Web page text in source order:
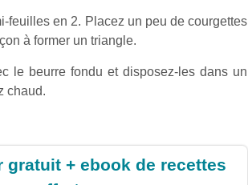
feuilles en 2. Placez un peu de courgettes
à former un triangle.
le beurre fondu et disposez-les dans un
chaud.
gratuit + ebook de recettes